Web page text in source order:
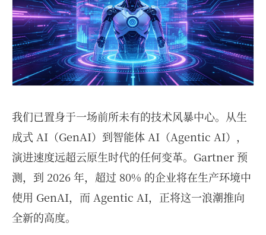
我们已置身于一场前所未有的技术风暴中心。从生
成式 AI（GenAI）到智能体 AI（Agentic AI），
演进速度远超云原生时代的任何变革。Gartner 预
测，到 2026 年，超过 80% 的企业将在生产环境中
使用 GenAI，而 Agentic AI，正将这一浪潮推向
全新的高度。